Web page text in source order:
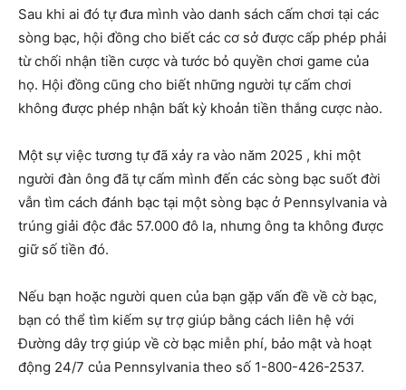
Sau khi ai đó tự đưa mình vào danh sách cấm chơi tại các
sòng bạc, hội đồng cho biết các cơ sở được cấp phép phải
từ chối nhận tiền cược và tước bỏ quyền chơi game của
họ. Hội đồng cũng cho biết những người tự cấm chơi
không được phép nhận bất kỳ khoản tiền thắng cược nào.
Một sự việc tương tự đã xảy ra vào năm 2025 , khi một
người đàn ông đã tự cấm mình đến các sòng bạc suốt đời
vẫn tìm cách đánh bạc tại một sòng bạc ở Pennsylvania và
trúng giải độc đắc 57.000 đô la, nhưng ông ta không được
giữ số tiền đó.
Nếu bạn hoặc người quen của bạn gặp vấn đề về cờ bạc,
bạn có thể tìm kiếm sự trợ giúp bằng cách liên hệ với
Đường dây trợ giúp về cờ bạc miễn phí, bảo mật và hoạt
động 24/7 của Pennsylvania theo số 1-800-426-2537.